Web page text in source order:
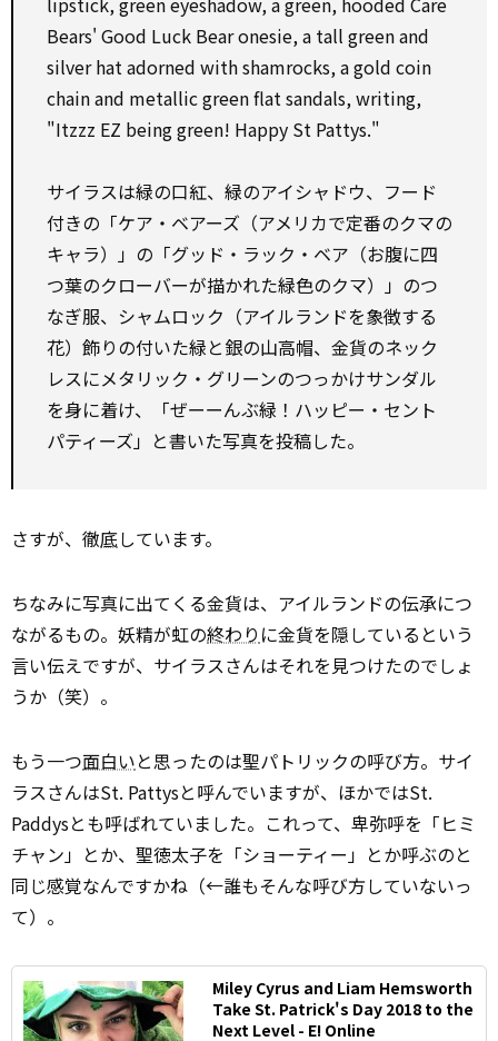
Bears' Good Luck Bear onesie, a tall green and
silver hat adorned with shamrocks, a gold coin
chain and metallic green flat sandals, writing,
"Itzzz EZ being green! Happy St Pattys."
サイラスは緑の口紅、緑のアイシャドウ、フード
付きの「ケア・ベアーズ（アメリカで定番のクマの
キャラ）」の「グッド・ラック・ベア（お腹に四
つ葉のクローバーが描かれた緑色のクマ）」のつ
なぎ服、シャムロック（アイルランドを象徴する
花）飾りの付いた緑と銀の山高帽、金貨のネック
レスにメタリック・グリーンのつっかけサンダル
を身に着け、「ぜーーんぶ緑！ハッピー・セント
パティーズ」と書いた写真を投稿した。
さすが、徹底しています。
ちなみに写真に出てくる金貨は、アイルランドの伝承につ
ながるもの。妖精が虹の終わり に金貨を隠しているという
言い伝えですが、サイラスさんはそれを見つけたのでしょ
うか（笑）。
もう一つ面白いと思ったのは聖パトリックの呼び方。サイ
ラスさんはSt. Pattysと呼んでいますが、ほかではSt.
Paddysとも呼ばれていました。これって、卑弥呼を「ヒミ
チャン」とか、聖徳太子を「ショーティー」とか呼ぶのと
同じ感覚なんですかね（←誰もそんな呼び方していないっ
て）。
Miley Cyrus and Liam Hemsworth
Take St. Patrick's Day 2018 to the
Next Level - E! Online